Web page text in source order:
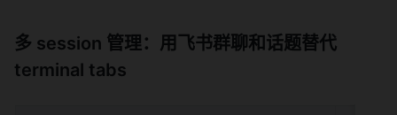
多 session 管理：用飞书群聊和话题替代
terminal tabs